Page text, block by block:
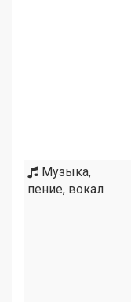
Музыка,
пение, вокал